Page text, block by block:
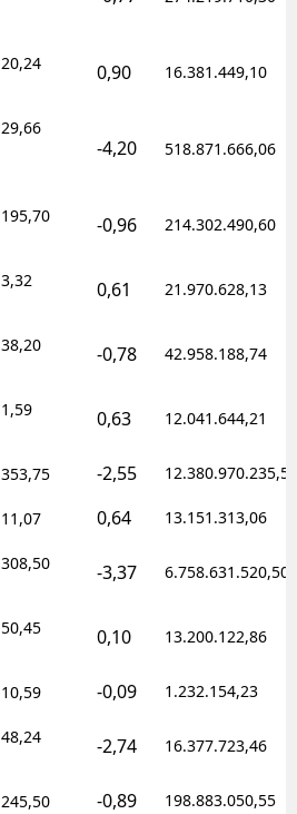
20,24 0,90 16.381.449,10
29,66
-4,20 518.871.666,06
195,70 -0,96 214.302.490,60
3,32 0,61 21.970.628,13
38,20 -0,78 42.958.188,74
1,59 0,63 12.041.644,21
353,75 -2,55 12.380.970.235,50
11,07 0,64 13.151.313,06
308,50 -3,37 6.758.631.520,50
50,45 0,10 13.200.122,86
10,59 -0,09 1.232.154,23
48,24 -2,74 16.377.723,46
245,50 -0,89 198.883.050,55